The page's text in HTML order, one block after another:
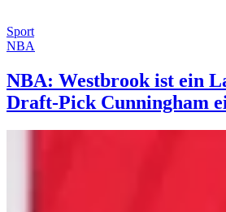
Sport
NBA
NBA: Westbrook ist ein
Draft-Pick Cunningham